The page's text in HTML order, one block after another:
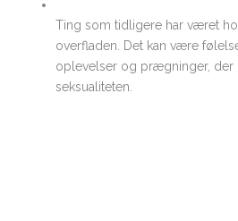
Ting som tidligere har været
overfladen. Det kan være
oplevelser og prægninger, der
seksualiteten.